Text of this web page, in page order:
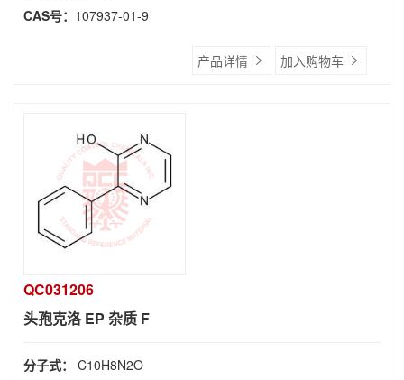
CAS号： 107937-01-9
产品详情 加入购物车
QC031206
头孢克洛 EP 杂质 F
分子式： C10H8N2O